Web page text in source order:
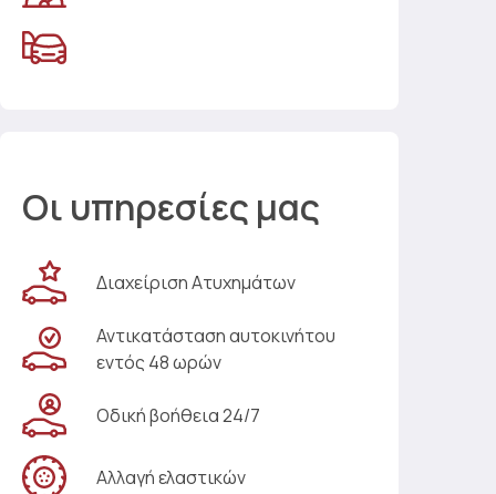
Οι υπηρεσίες μας
Διαχείριση Ατυχημάτων
Αντικατάσταση αυτοκινήτου
εντός 48 ωρών
Οδική βοήθεια 24/7
Αλλαγή ελαστικών